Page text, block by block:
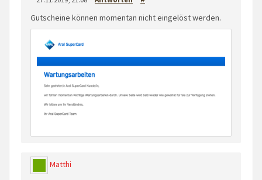
Gutscheine können momentan nicht eingelöst werden.
Matthi